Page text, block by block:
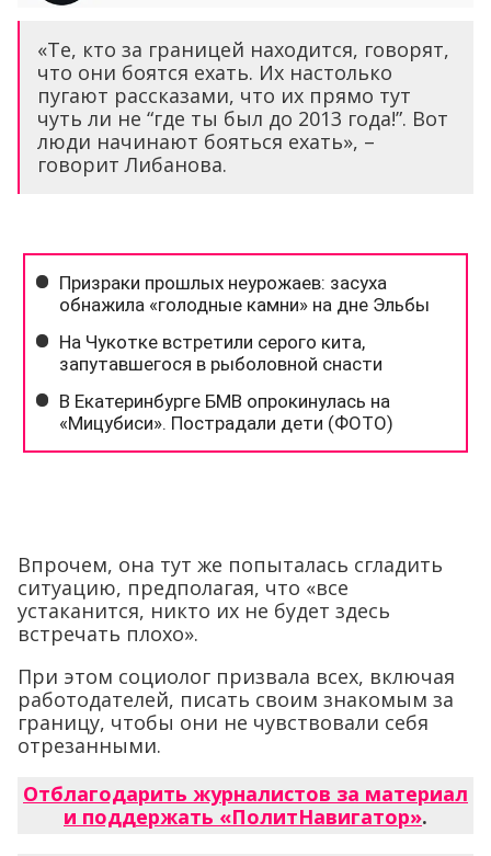
«Те, кто за границей находится, говорят,
что они боятся ехать. Их настолько
пугают рассказами, что их прямо тут
чуть ли не “где ты был до 2013 года!”. Вот
люди начинают бояться ехать», –
говорит Либанова.
Впрочем, она тут же попыталась сгладить
ситуацию, предполагая, что «все
устаканится, никто их не будет здесь
встречать плохо».
При этом социолог призвала всех, включая
работодателей, писать своим знакомым за
границу, чтобы они не чувствовали себя
отрезанными.
Отблагодарить журналистов за материал
и поддержать «ПолитНавигатор».